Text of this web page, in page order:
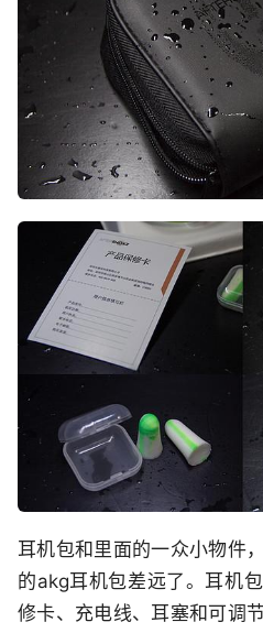
耳机包和里面的一众小物件
的akg耳机包差远了。耳机
修卡、充电线、耳塞和可调